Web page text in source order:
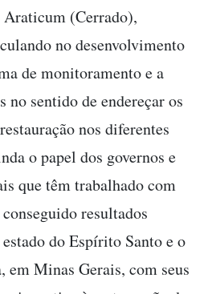
(Cerrado),
no desenvolvimento
de monitoramento e a
no sentido de endereçar os
nos diferentes
o papel dos governos e
que têm trabalhado com
resultados
do Espírito Santo e o
Minas Gerais, com seus